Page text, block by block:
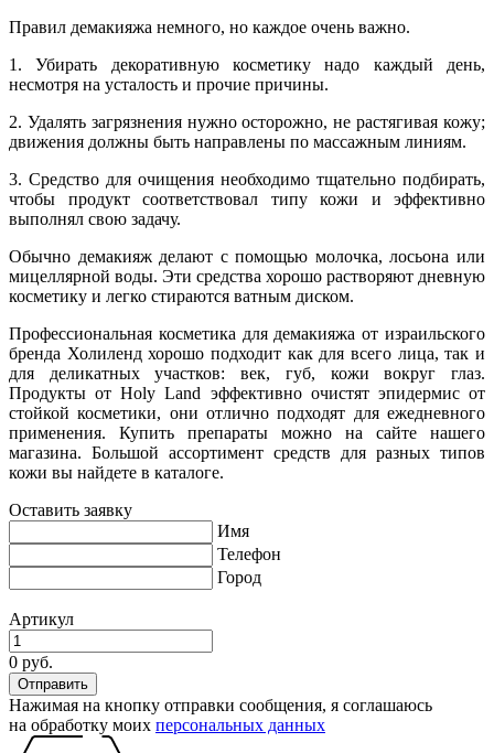
Правил демакияжа немного, но каждое очень важно.
1. Убирать декоративную косметику надо каждый день,
несмотря на усталость и прочие причины.
2. Удалять загрязнения нужно осторожно, не растягивая кожу;
движения должны быть направлены по массажным линиям.
3. Средство для очищения необходимо тщательно подбирать,
чтобы продукт соответствовал типу кожи и эффективно
выполнял свою задачу.
Обычно демакияж делают с помощью молочка, лосьона или
мицеллярной воды. Эти средства хорошо растворяют дневную
косметику и легко стираются ватным диском.
Профессиональная косметика для демакияжа от израильского
бренда Холиленд хорошо подходит как для всего лица, так и
для деликатных участков: век, губ, кожи вокруг глаз.
Продукты от Holy Land эффективно очистят эпидермис от
стойкой косметики, они отлично подходят для ежедневного
применения. Купить препараты можно на сайте нашего
магазина. Большой ассортимент средств для разных типов
кожи вы найдете в каталоге.
Оставить заявку
Имя
Телефон
Город
Артикул
0 руб.
Нажимая на кнопку отправки сообщения, я соглашаюсь
на обработку моих персональных данных